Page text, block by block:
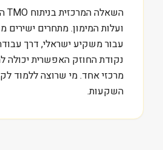
ועלות המימון. מתחרים
נקודת החוזק האפשרית יכולה
השקעות.